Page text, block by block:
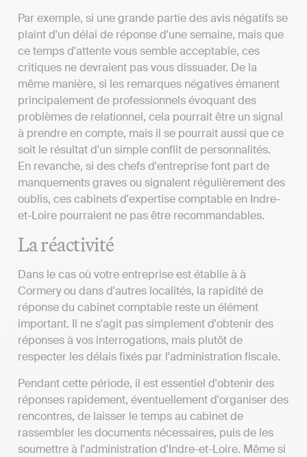
Par exemple, si une grande partie des avis négatifs se
plaint d'un délai de réponse d'une semaine, mais que
ce temps d'attente vous semble acceptable, ces
critiques ne devraient pas vous dissuader. De la
même manière, si les remarques négatives émanent
principalement de professionnels évoquant des
problèmes de relationnel, cela pourrait être un signal
à prendre en compte, mais il se pourrait aussi que ce
soit le résultat d'un simple conflit de personnalités.
En revanche, si des chefs d'entreprise font part de
manquements graves ou signalent régulièrement des
oublis, ces cabinets d'expertise comptable en Indre-
et-Loire pourraient ne pas être recommandables.
La réactivité
Dans le cas où votre entreprise est établie à à
Cormery ou dans d'autres localités, la rapidité de
réponse du cabinet comptable reste un élément
important. Il ne s'agit pas simplement d'obtenir des
réponses à vos interrogations, mais plutôt de
respecter les délais fixés par l'administration fiscale.
Pendant cette période, il est essentiel d'obtenir des
réponses rapidement, éventuellement d'organiser des
rencontres, de laisser le temps au cabinet de
rassembler les documents nécessaires, puis de les
soumettre à l'administration d'Indre-et-Loire. Même si